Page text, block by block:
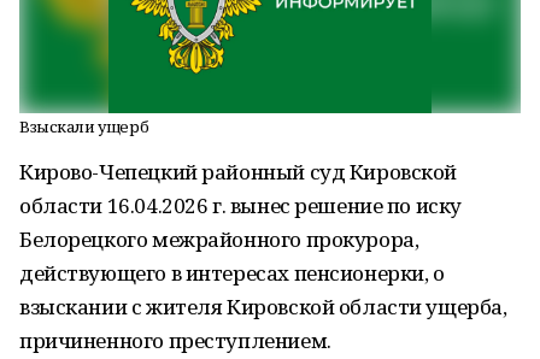
Взыскали ущерб
Кирово-Чепецкий районный суд Кировской
области 16.04.2026 г. вынес решение по иску
Белорецкого межрайонного прокурора,
действующего в интересах пенсионерки, о
взыскании с жителя Кировской области ущерба,
причиненного преступлением.